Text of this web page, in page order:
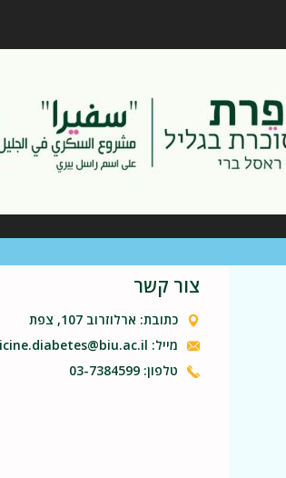
צור קשר
כתובת: ארלוזרוב 107, צפת
מייל: medicine.diabetes@biu.ac.il
טלפון: 03-7384599